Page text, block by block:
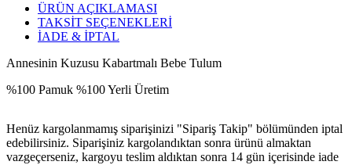
ÜRÜN AÇIKLAMASI
TAKSİT SEÇENEKLERİ
İADE & İPTAL
Annesinin Kuzusu Kabartmalı Bebe Tulum
%100 Pamuk %100 Yerli Üretim
Henüz kargolanmamış siparişinizi "Sipariş Takip" bölümünden iptal
edebilirsiniz. Siparişiniz kargolandıktan sonra ürünü almaktan
vazgeçerseniz, kargoyu teslim aldıktan sonra 14 gün içerisinde iade